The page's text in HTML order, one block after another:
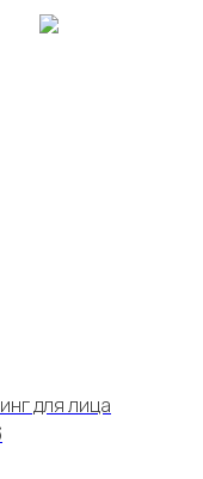
для лица